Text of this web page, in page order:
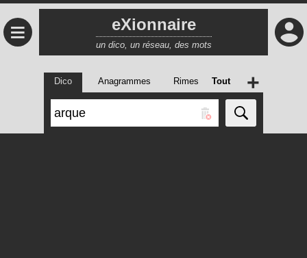
≡ eXionnaire
un dico, un réseau, des mots
Dico Anagrammes Rimes Tout +